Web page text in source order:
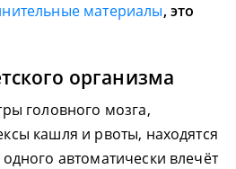
материалы, это
организма
головного мозга,
кашля и рвоты, находятся
автоматически влечёт